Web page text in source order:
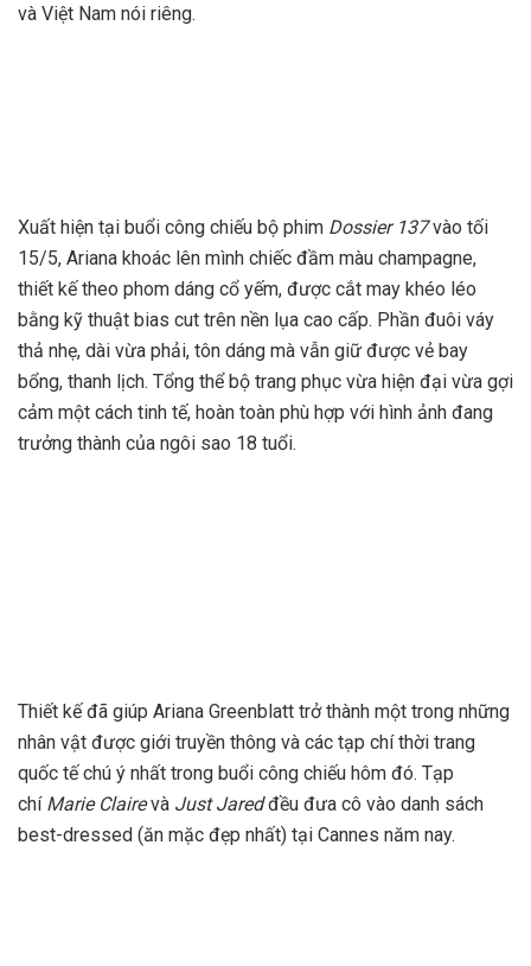
và Việt Nam nói riêng.
Xuất hiện tại buổi công chiếu bộ phim Dossier 137vào tối
15/5, Ariana khoác lên mình chiếc đầm màu champagne,
thiết kế theo phom dáng cổ yếm, được cắt may khéo léo
bằng kỹ thuật bias cut trên nền lụa cao cấp. Phần đuôi váy
thả nhẹ, dài vừa phải, tôn dáng mà vẫn giữ được vẻ bay
bổng, thanh lịch. Tổng thể bộ trang phục vừa hiện đại vừa gợi
cảm một cách tinh tế, hoàn toàn phù hợp với hình ảnh đang
trưởng thành của ngôi sao 18 tuổi.
Thiết kế đã giúp Ariana Greenblatt trở thành một trong những
nhân vật được giới truyền thông và các tạp chí thời trang
quốc tế chú ý nhất trong buổi công chiếu hôm đó. Tạp
chí Marie Clairevà Just Jaredđều đưa cô vào danh sách
best-dressed (ăn mặc đẹp nhất) tại Cannes năm nay.